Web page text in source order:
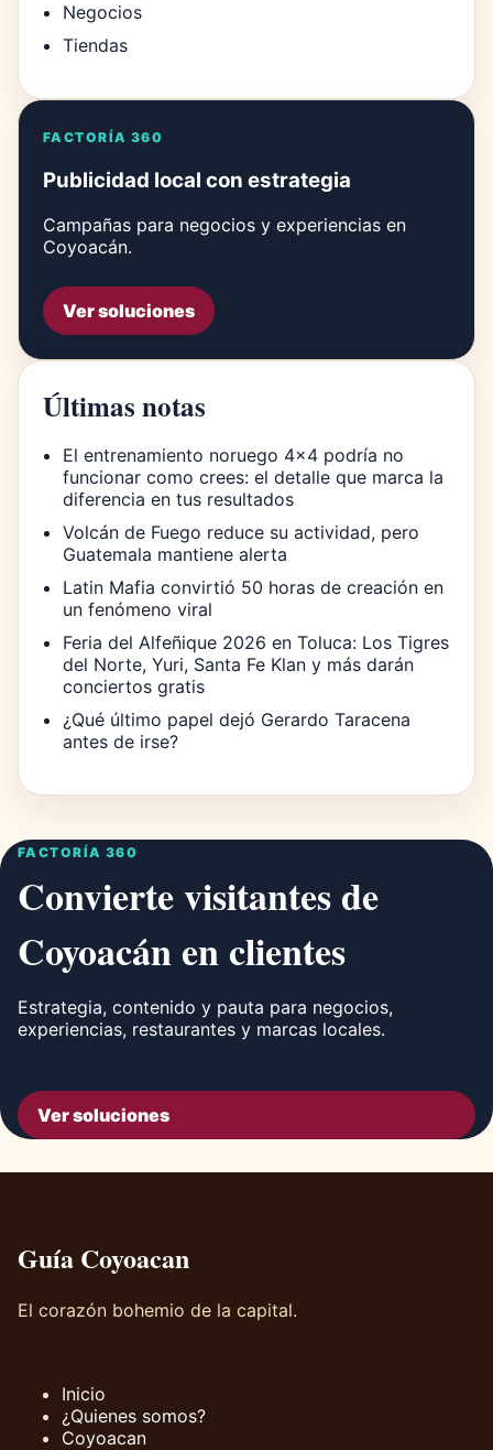
Negocios
Tiendas
FACTORÍA 360
Publicidad local con estrategia
Campañas para negocios y experiencias en
Coyoacán.
Ver soluciones
Últimas notas
El entrenamiento noruego 4×4 podría no
funcionar como crees: el detalle que marca la
diferencia en tus resultados
Volcán de Fuego reduce su actividad, pero
Guatemala mantiene alerta
Latin Mafia convirtió 50 horas de creación en
un fenómeno viral
Feria del Alfeñique 2026 en Toluca: Los Tigres
del Norte, Yuri, Santa Fe Klan y más darán
conciertos gratis
¿Qué último papel dejó Gerardo Taracena
antes de irse?
FACTORÍA 360
Convierte visitantes de
Coyoacán en clientes
Estrategia, contenido y pauta para negocios,
experiencias, restaurantes y marcas locales.
Ver soluciones
Guía Coyoacan
El corazón bohemio de la capital.
Inicio
¿Quienes somos?
Coyoacan